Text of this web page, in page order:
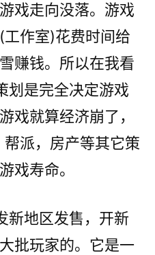
戏走向没落。游戏
作室)花费时间给
赚钱。所以在我看
划是完全决定游戏
戏就算经济崩了，
派，房产等其它策
戏寿命。
新地区发售，开新
批玩家的。它是一